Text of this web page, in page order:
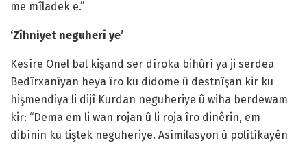
me mîladek e.”
‘Zîhniyet neguherî ye’
Kesîre Onel bal kişand ser dîroka bihûrî ya ji serdea
Bedîrxanîyan heya îro ku didome û destnîşan kir ku
hişmendiya li dijî Kurdan neguheriye û wiha berdewam
kir: “Dema em li wan rojan û li roja îro dinêrin, em
dibînin ku tiştek neguheriye. Asîmilasyon û polîtîkayên